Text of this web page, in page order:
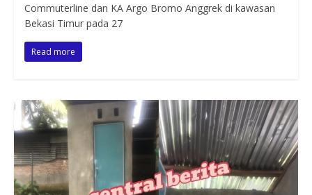
Commuterline dan KA Argo Bromo Anggrek di kawasan
Bekasi Timur pada 27
Read more